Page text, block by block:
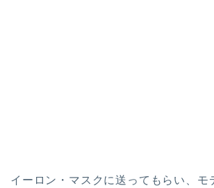
イーロン・マスクに送ってもらい、モ